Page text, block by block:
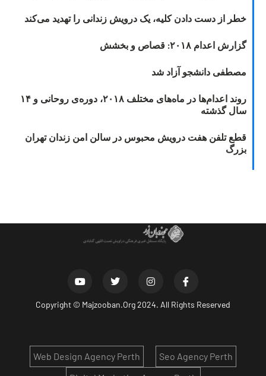
خطر از دست دادن کلیه، یک درویش زندانی را تهدید می‌کند
گزارش اعدام ۲۰۱۸: قصاص و بخشش
مصطفی دانشجو آزاد شد
روند اعدام‌ها در ماه‌های مختلف ۲۰۱۸، دوره‌ی روحانی و ۱۴
سال گذشته
قطع تلفن هفت درویش محبوس در سالن امن زندان تهران
بزرگ
Copyright © Majzooban.Org2024. All Rights Reserved
Seo Agency Perth
Web Design Agency Perth